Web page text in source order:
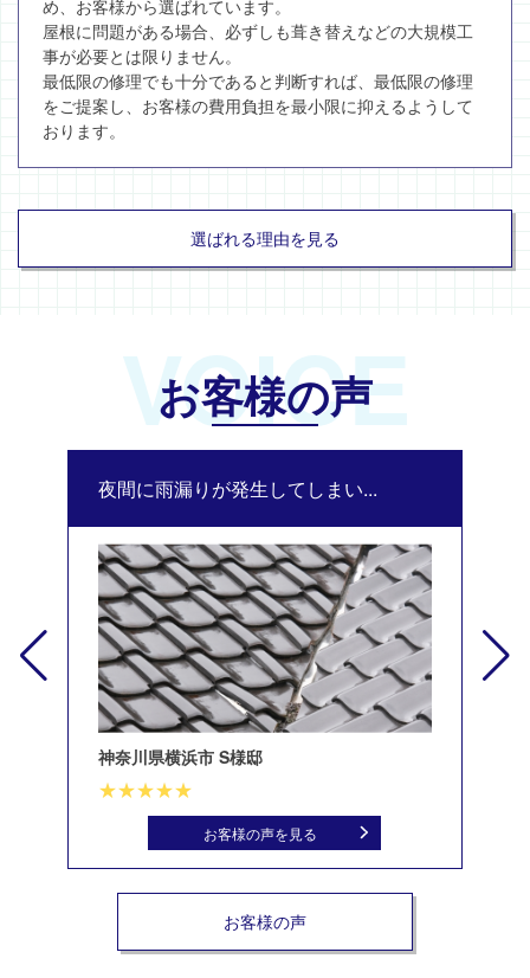
め、お客様から選ばれています。
屋根に問題がある場合、必ずしも葺き替えなどの大規模工
事が必要とは限りません。
最低限の修理でも十分であると判断すれば、最低限の修理
をご提案し、お客様の費用負担を最小限に抑えるようして
おります。
選ばれる理由を見る
VOICE
お客様の声
夜間に雨漏りが発生してしまい...
神奈川県横浜市 S様邸
お客様の声を見る
お客様の声